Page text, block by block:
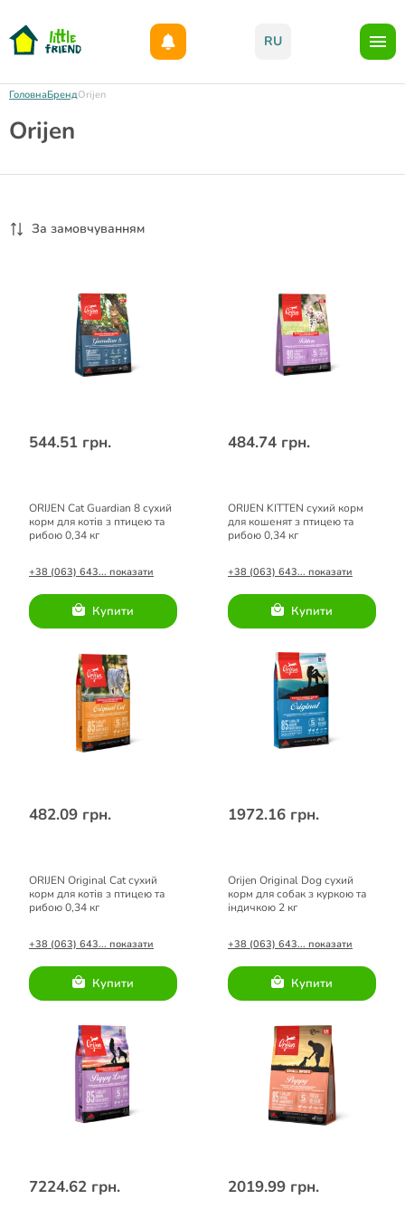
RU
ГоловнаБрендOrijen
Orijen
За замовчуванням
544.51 грн.
ORIJEN Cat Guardian 8 сухий
корм для котів з птицею та
рибою 0,34 кг
+38 (063) 643... показати
Купити
484.74 грн.
ORIJEN KITTEN сухий корм
для кошенят з птицею та
рибою 0,34 кг
+38 (063) 643... показати
Купити
482.09 грн.
ORIJEN Original Cat сухий
корм для котів з птицею та
рибою 0,34 кг
+38 (063) 643... показати
Купити
1972.16 грн.
Orijen Original Dog сухий
корм для собак з куркою та
індичкою 2 кг
+38 (063) 643... показати
Купити
7224.62 грн. 2019.99 грн.